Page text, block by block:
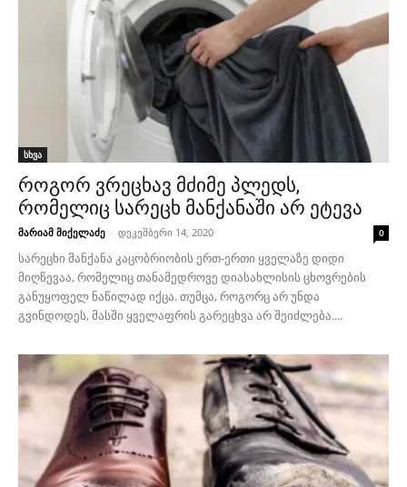
სხვა
როგორ ვრეცხავ მძიმე პლედს,
რომელიც სარეცხ მანქანაში არ ეტევა
მარიამ მიქელაძე - დეკემბერი 14, 2020 0
სარეცხი მანქანა კაცობრიობის ერთ-ერთი ყველაზე დიდი
მიღწევაა, რომელიც თანამედროვე დიასახლისის ცხოვრების
განუყოფელ ნაწილად იქცა. თუმცა, როგორც არ უნდა
გვინდოდეს, მასში ყველაფრის გარეცხვა არ შეიძლება....